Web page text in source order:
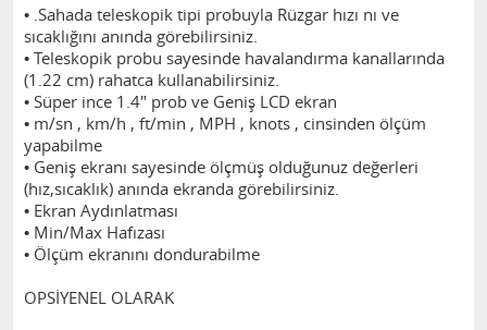
• .Sahada teleskopik tipi probuyla Rüzgar hızı nı ve
sıcaklığını anında görebilirsiniz.
• Teleskopik probu sayesinde havalandırma kanallarında
(1.22 cm) rahatca kullanabilirsiniz.
• Süper ince 1.4" prob ve Geniş LCD ekran
• m/sn , km/h , ft/min , MPH , knots , cinsinden ölçüm
yapabilme
• Geniş ekranı sayesinde ölçmüş olduğunuz değerleri
(hız,sıcaklık) anında ekranda görebilirsiniz.
• Ekran Aydınlatması
• Min/Max Hafızası
• Ölçüm ekranını dondurabilme
OPSİYENEL OLARAK